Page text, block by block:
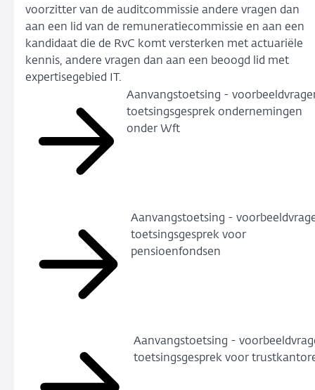
voorzitter van de auditcommissie andere vragen dan
aan een lid van de remuneratiecommissie en aan een
kandidaat die de RvC komt versterken met actuariële
kennis, andere vragen dan aan een beoogd lid met
expertisegebied IT.
Aanvangstoetsing -
toetsingsgesprek ondernemingen
onder Wft
Aanvangstoetsing -
toetsingsgesprek voor
pensioenfondsen
Aanvangstoetsing -
toetsingsgesprek voor